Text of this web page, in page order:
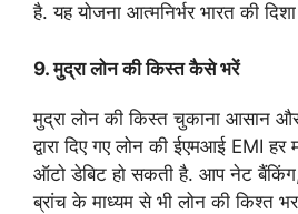
है. यह योजना आत्मनिर्भर भारत की
9. मुद्रा लोन की किस्त कैसे भरें
मुद्रा लोन की किस्त चुकाना आसान
द्वारा दिए गए लोन की ईएमआई EMI
ऑटो डेबिट हो सकती है. आप नेट बैंकिंग,
ब्रांच के माध्यम से भी लोन की किश्त